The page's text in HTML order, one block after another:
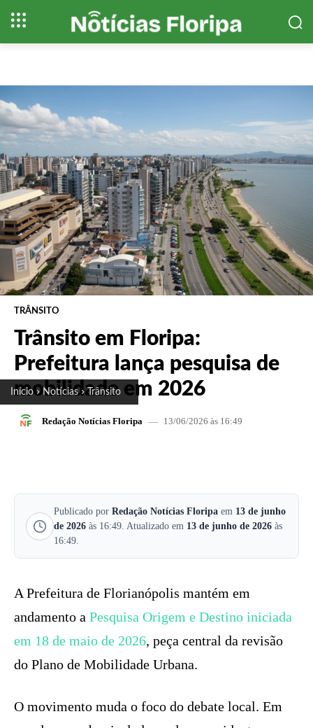
Início Notícias Trânsito
TRÂNSITO
Trânsito em Floripa:
Prefeitura lança pesquisa de
mobilidade em 2026
Redação Notícias Floripa 13/06/2026 às 16:49
Publicado por Redação Notícias Floripa em 13 de junho
de 2026 às 16:49. Atualizado em 13 de junho de 2026 às
16:49.
A Prefeitura de Florianópolis mantém em
andamento a Pesquisa Origem e Destino iniciada
em 18 de maio de 2026, peça central da revisão
do Plano de Mobilidade Urbana.
O movimento muda o foco do debate local. Em